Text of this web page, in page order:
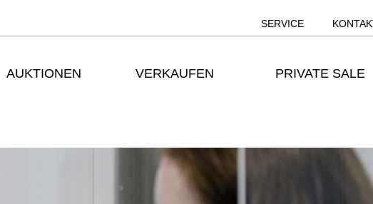
SERVICE
AUKTIONEN VERKAUFEN PRIVATE SALE